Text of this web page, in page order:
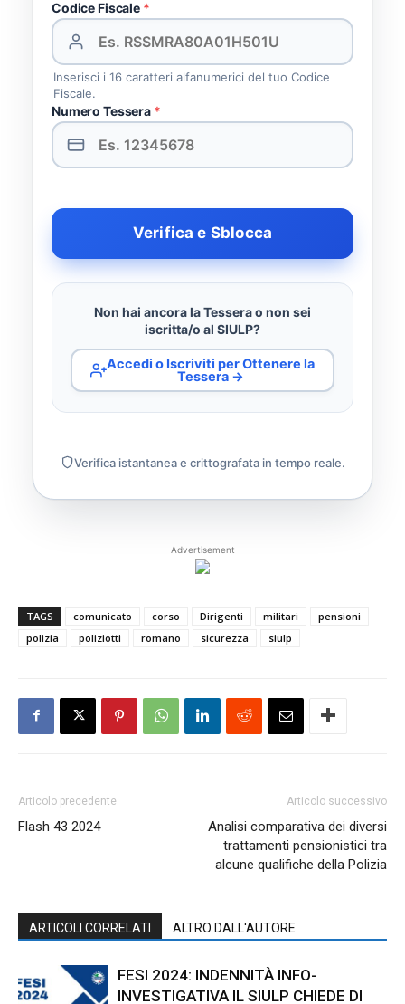
Codice Fiscale *
Inserisci i 16 caratteri alfanumerici del tuo Codice
Fiscale.
Numero Tessera *
Verifica e Sblocca
Non hai ancora la Tessera o non sei
iscritta/o al SIULP?
Accedi o Iscriviti per Ottenere la
Tessera →
Verifica istantanea e crittografata in tempo reale.
Advertisement
TAGS comunicato corso Dirigenti militari
pensioni
polizia
poliziotti romano sicurezza siulp
Articolo precedente
Flash 43 2024
Articolo successivo
Analisi comparativa dei diversi
trattamenti pensionistici tra
alcune qualifiche della Polizia
ARTICOLI CORRELATI ALTRO DALL'AUTORE
FESI 2024: INDENNITÀ INFO-
INVESTIGATIVA IL SIULP CHIEDE DI